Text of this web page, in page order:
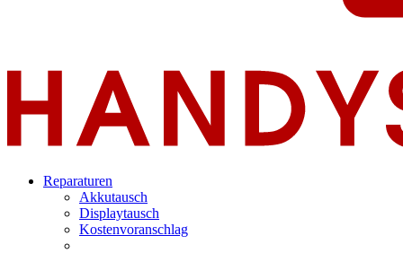
Reparaturen
Akkutausch
Displaytausch
Kostenvoranschlag